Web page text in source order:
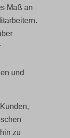
Maß an
und
zu